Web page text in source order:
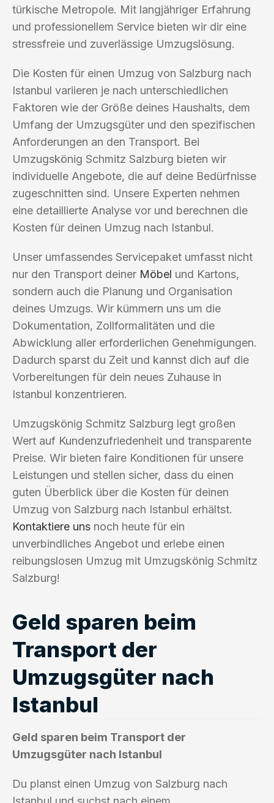
türkische Metropole. Mit langjähriger Erfahrung
und professionellem Service bieten wir dir eine
stressfreie und zuverlässige Umzugslösung.
Die Kosten für einen Umzug von Salzburg nach
Istanbul variieren je nach unterschiedlichen
Faktoren wie der Größe deines Haushalts, dem
Umfang der Umzugsgüter und den spezifischen
Anforderungen an den Transport. Bei
Umzugskönig Schmitz Salzburg bieten wir
individuelle Angebote, die auf deine Bedürfnisse
zugeschnitten sind. Unsere Experten nehmen
eine detaillierte Analyse vor und berechnen die
Kosten für deinen Umzug nach Istanbul.
Unser umfassendes Servicepaket umfasst nicht
nur den Transport deiner Möbel und Kartons,
sondern auch die Planung und Organisation
deines Umzugs. Wir kümmern uns um die
Dokumentation, Zollformalitäten und die
Abwicklung aller erforderlichen Genehmigungen.
Dadurch sparst du Zeit und kannst dich auf die
Vorbereitungen für dein neues Zuhause in
Istanbul konzentrieren.
Umzugskönig Schmitz Salzburg legt großen
Wert auf Kundenzufriedenheit und transparente
Preise. Wir bieten faire Konditionen für unsere
Leistungen und stellen sicher, dass du einen
guten Überblick über die Kosten für deinen
Umzug von Salzburg nach Istanbul erhältst.
Kontaktiere uns noch heute für ein
unverbindliches Angebot und erlebe einen
reibungslosen Umzug mit Umzugskönig Schmitz
Salzburg!
Geld sparen beim
Transport der
Umzugsgüter nach
Istanbul
Geld sparen beim Transport der
Umzugsgüter nach Istanbul
Du planst einen Umzug von Salzburg nach